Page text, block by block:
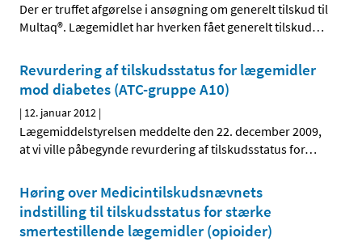
Der er truffet afgørelse i ansøgning om generelt tilskud til
Multaq®. Lægemidlet har hverken fået generelt tilskud…
Revurdering af tilskudsstatus for lægemidler
mod diabetes (ATC-gruppe A10)
| 12. januar 2012 |
Lægemiddelstyrelsen meddelte den 22. december 2009,
at vi ville påbegynde revurdering af tilskudsstatus for…
Høring over Medicintilskudsnævnets
indstilling til tilskudsstatus for stærke
smertestillende lægemidler (opioider)